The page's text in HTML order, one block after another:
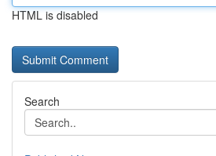
HTML is disabled
Search